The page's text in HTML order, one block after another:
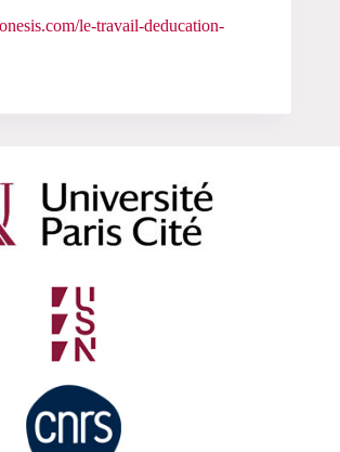
le-travail-deducation-